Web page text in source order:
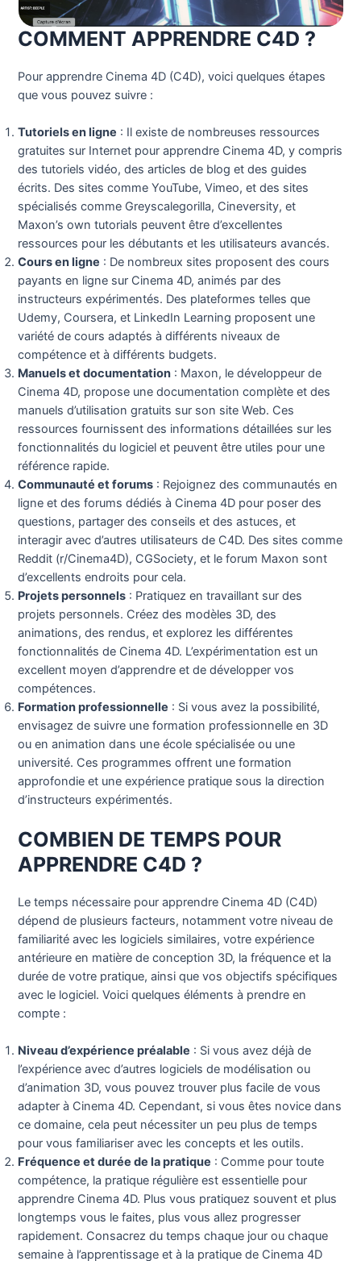
COMMENT APPRENDRE C4D ?
Pour apprendre Cinema 4D (C4D), voici quelques étapes
que vous pouvez suivre :
Tutoriels en ligne : Il existe de nombreuses ressources
gratuites sur Internet pour apprendre Cinema 4D, y compris
des tutoriels vidéo, des articles de blog et des guides
écrits. Des sites comme YouTube, Vimeo, et des sites
spécialisés comme Greyscalegorilla, Cineversity, et
Maxon’s own tutorials peuvent être d’excellentes
ressources pour les débutants et les utilisateurs avancés.
Cours en ligne : De nombreux sites proposent des cours
payants en ligne sur Cinema 4D, animés par des
instructeurs expérimentés. Des plateformes telles que
Udemy, Coursera, et LinkedIn Learning proposent une
variété de cours adaptés à différents niveaux de
compétence et à différents budgets.
Manuels et documentation : Maxon, le développeur de
Cinema 4D, propose une documentation complète et des
manuels d’utilisation gratuits sur son site Web. Ces
ressources fournissent des informations détaillées sur les
fonctionnalités du logiciel et peuvent être utiles pour une
référence rapide.
Communauté et forums : Rejoignez des communautés en
ligne et des forums dédiés à Cinema 4D pour poser des
questions, partager des conseils et des astuces, et
interagir avec d’autres utilisateurs de C4D. Des sites comme
Reddit (r/Cinema4D), CGSociety, et le forum Maxon sont
d’excellents endroits pour cela.
Projets personnels : Pratiquez en travaillant sur des
projets personnels. Créez des modèles 3D, des
animations, des rendus, et explorez les différentes
fonctionnalités de Cinema 4D. L’expérimentation est un
excellent moyen d’apprendre et de développer vos
compétences.
Formation professionnelle : Si vous avez la possibilité,
envisagez de suivre une formation professionnelle en 3D
ou en animation dans une école spécialisée ou une
université. Ces programmes offrent une formation
approfondie et une expérience pratique sous la direction
d’instructeurs expérimentés.
COMBIEN DE TEMPS POUR
APPRENDRE C4D ?
Le temps nécessaire pour apprendre Cinema 4D (C4D)
dépend de plusieurs facteurs, notamment votre niveau de
familiarité avec les logiciels similaires, votre expérience
antérieure en matière de conception 3D, la fréquence et la
durée de votre pratique, ainsi que vos objectifs spécifiques
avec le logiciel. Voici quelques éléments à prendre en
compte :
Niveau d’expérience préalable : Si vous avez déjà de
l’expérience avec d’autres logiciels de modélisation ou
d’animation 3D, vous pouvez trouver plus facile de vous
adapter à Cinema 4D. Cependant, si vous êtes novice dans
ce domaine, cela peut nécessiter un peu plus de temps
pour vous familiariser avec les concepts et les outils.
Fréquence et durée de la pratique : Comme pour toute
compétence, la pratique régulière est essentielle pour
apprendre Cinema 4D. Plus vous pratiquez souvent et plus
longtemps vous le faites, plus vous allez progresser
rapidement. Consacrez du temps chaque jour ou chaque
semaine à l’apprentissage et à la pratique de Cinema 4D